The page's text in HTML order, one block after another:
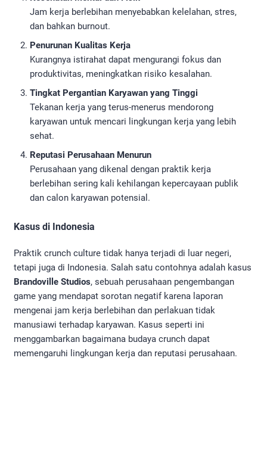
Jam kerja berlebihan menyebabkan kelelahan, stres,
dan bahkan burnout.
Penurunan Kualitas Kerja
Kurangnya istirahat dapat mengurangi fokus dan
produktivitas, meningkatkan risiko kesalahan.
Tingkat Pergantian Karyawan yang Tinggi
Tekanan kerja yang terus-menerus mendorong
karyawan untuk mencari lingkungan kerja yang lebih
sehat.
Reputasi Perusahaan Menurun
Perusahaan yang dikenal dengan praktik kerja
berlebihan sering kali kehilangan kepercayaan publik
dan calon karyawan potensial.
Kasus di Indonesia
Praktik crunch culture tidak hanya terjadi di luar negeri,
tetapi juga di Indonesia. Salah satu contohnya adalah kasus
Brandoville Studios, sebuah perusahaan pengembangan
game yang mendapat sorotan negatif karena laporan
mengenai jam kerja berlebihan dan perlakuan tidak
manusiawi terhadap karyawan. Kasus seperti ini
menggambarkan bagaimana budaya crunch dapat
memengaruhi lingkungan kerja dan reputasi perusahaan.